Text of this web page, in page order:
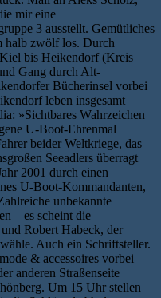
mir eine
3 ausstellt. Gemütliches
halb zwölf los. Durch
bis Heikendorf (Kreis
Gang durch Alt-
Bücherinsel vorbei
leben insgesamt
»Sichtbares Wahrzeichen
U-Boot-Ehrenmal
beider Weltkriege, das
Seeadlers überragt
2001 durch einen
U-Boot-Kommandanten,
unbekannte
– es scheint die
Robert Habeck, der
Auch ein Schriftsteller.
& accessoires vorbei
anderen Straßenseite
Um 15 Uhr stellen